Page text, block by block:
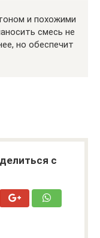
и похожими
смесь не
но обеспечит
с